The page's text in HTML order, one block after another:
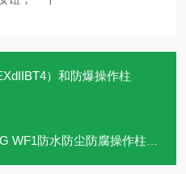
）和防爆操作柱
防水防尘防腐操作柱供应